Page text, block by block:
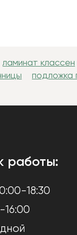
ламинат классен
подложка
работы:
18:30
16:00